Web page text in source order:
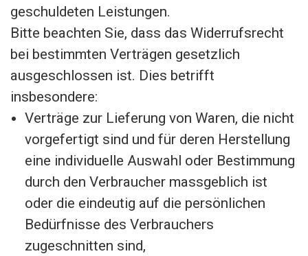
geschuldeten Leistungen.
Bitte beachten Sie, dass das Widerrufsrecht
bei bestimmten Verträgen gesetzlich
ausgeschlossen ist. Dies betrifft
insbesondere:
Verträge zur Lieferung von Waren, die nicht
vorgefertigt sind und für deren Herstellung
eine individuelle Auswahl oder Bestimmung
durch den Verbraucher massgeblich ist
oder die eindeutig auf die persönlichen
Bedürfnisse des Verbrauchers
zugeschnitten sind,